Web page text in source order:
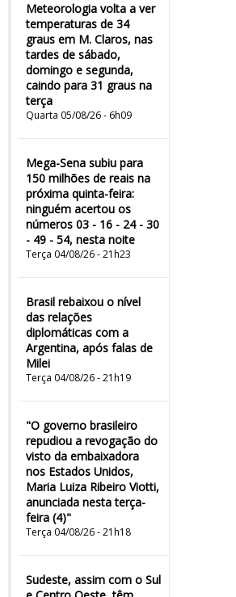
Meteorologia volta a ver
temperaturas de 34
graus em M. Claros, nas
tardes de sábado,
domingo e segunda,
caindo para 31 graus na
terça
Quarta 05/08/26 - 6h09
Mega-Sena subiu para
150 milhões de reais na
próxima quinta-feira:
ninguém acertou os
números 03 - 16 - 24 - 30
- 49 - 54, nesta noite
Terça 04/08/26 - 21h23
Brasil rebaixou o nível
das relações
diplomáticas com a
Argentina, após falas de
Milei
Terça 04/08/26 - 21h19
"O governo brasileiro
repudiou a revogação do
visto da embaixadora
nos Estados Unidos,
Maria Luiza Ribeiro Viotti,
anunciada nesta terça-
feira (4)"
Terça 04/08/26 - 21h18
Sudeste, assim com o Sul